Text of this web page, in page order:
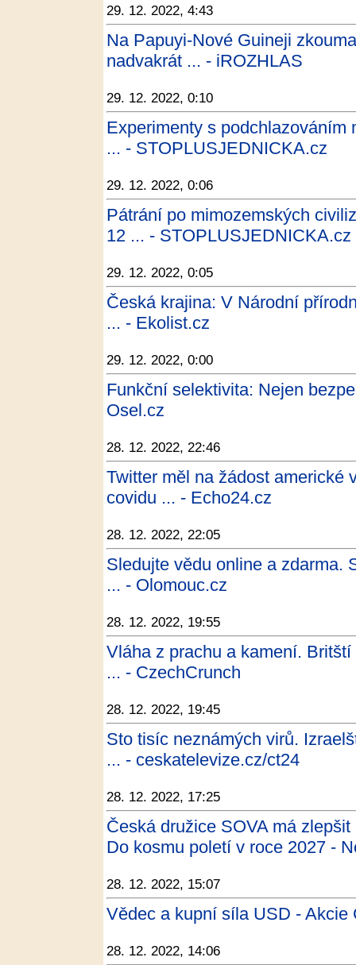
29. 12. 2022, 4:43
Na Papuyi-Nové Guineji
nadvakrát ... - iROZHLAS
29. 12. 2022, 0:10
Experimenty s
... - STOPLUSJEDNICKA.cz
29. 12. 2022, 0:06
Pátrání po mimozemských
12 ... - STOPLUSJEDNICKA.cz
29. 12. 2022, 0:05
Česká krajina: V Národní
... - Ekolist.cz
29. 12. 2022, 0:00
Funkční selektivita: Nejen
Osel.cz
28. 12. 2022, 22:46
Twitter měl na žádost americké
covidu ... - Echo24.cz
28. 12. 2022, 22:05
Sledujte vědu online a zdarma.
... - Olomouc.cz
28. 12. 2022, 19:55
Vláha z prachu a kamení.
... - CzechCrunch
28. 12. 2022, 19:45
Sto tisíc neznámých virů.
... - ceskatelevize.cz/ct24
28. 12. 2022, 17:25
Česká družice SOVA má
Do kosmu poletí v roce 2027 -
28. 12. 2022, 15:07
Vědec a kupní síla USD - Akcie
28. 12. 2022, 14:06